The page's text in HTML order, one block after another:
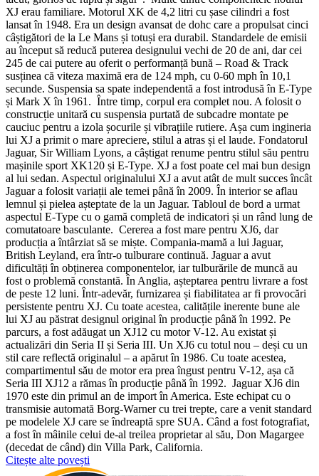
XJ erau familiare. Motorul XK de 4,2 litri cu șase cilindri a fost
lansat în 1948. Era un design avansat de dohc care a propulsat cinci
câștigători de la Le Mans și totuși era durabil. Standardele de emisii
au început să reducă puterea designului vechi de 20 de ani, dar cei
245 de cai putere au oferit o performanță bună – Road & Track
susținea că viteza maximă era de 124 mph, cu 0-60 mph în 10,1
secunde. Suspensia sa spate independentă a fost introdusă în E-Type
și Mark X în 1961. Între timp, corpul era complet nou. A folosit o
construcție unitară cu suspensia purtată de subcadre montate pe
cauciuc pentru a izola șocurile și vibrațiile rutiere. Așa cum ingineria
lui XJ a primit o mare apreciere, stilul a atras și el laude. Fondatorul
Jaguar, Sir William Lyons, a câștigat renume pentru stilul său pentru
mașinile sport XK120 și E-Type. XJ a fost poate cel mai bun design
al lui sedan. Aspectul originalului XJ a avut atât de mult succes încât
Jaguar a folosit variații ale temei până în 2009. În interior se aflau
lemnul și pielea așteptate de la un Jaguar. Tabloul de bord a urmat
aspectul E-Type cu o gamă completă de indicatori și un rând lung de
comutatoare basculante. Cererea a fost mare pentru XJ6, dar
producția a întârziat să se miște. Compania-mamă a lui Jaguar,
British Leyland, era într-o tulburare continuă. Jaguar a avut
dificultăți în obținerea componentelor, iar tulburările de muncă au
fost o problemă constantă. În Anglia, așteptarea pentru livrare a fost
de peste 12 luni. Într-adevăr, furnizarea și fiabilitatea ar fi provocări
persistente pentru XJ. Cu toate acestea, calitățile inerente bune ale
lui XJ au păstrat designul original în producție până în 1992. Pe
parcurs, a fost adăugat un XJ12 cu motor V-12. Au existat și
actualizări din Seria II și Seria III. Un XJ6 cu totul nou – deși cu un
stil care reflectă originalul – a apărut în 1986. Cu toate acestea,
compartimentul său de motor era prea îngust pentru V-12, așa că
Seria III XJ12 a rămas în producție până în 1992. Jaguar XJ6 din
1970 este din primul an de import în America. Este echipat cu o
transmisie automată Borg-Warner cu trei trepte, care a venit standard
pe modelele XJ care se îndreaptă spre SUA. Când a fost fotografiat,
a fost în mâinile celui de-al treilea proprietar al său, Don Magargee
(decedat de când) din Villa Park, California.
Citește alte povești